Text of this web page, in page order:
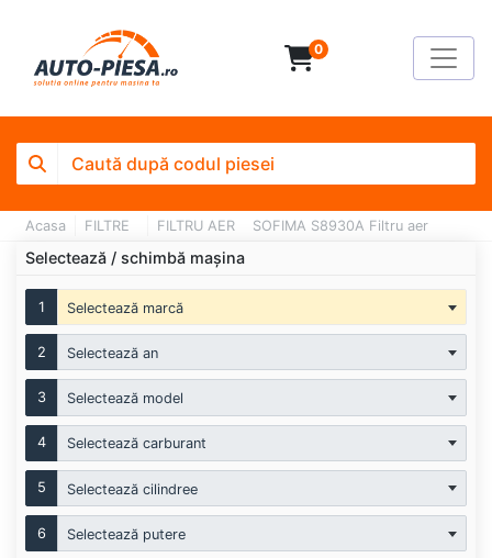
0
Acasa FILTRE FILTRU AER SOFIMA S8930A Filtru aer
Selectează / schimbă mașina
1 Selectează marcă
2 Selectează an
3 Selectează model
4 Selectează carburant
5 Selectează cilindree
6 Selectează putere